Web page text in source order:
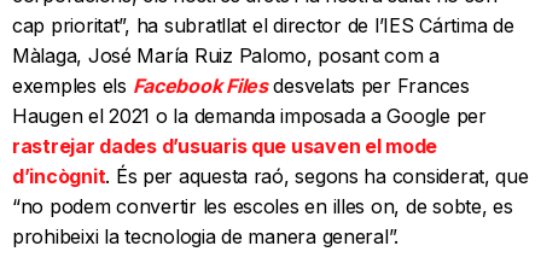
cap prioritat”, ha subratllat el director de l’IES Cártima de
Màlaga, José María Ruiz Palomo, posant com a
exemples els Facebook Filesdesvelats per Frances
Haugen el 2021 o la demanda imposada a Google per
rastrejar dades d’usuaris que usaven el mode
d’incògnit. És per aquesta raó, segons ha considerat, que
“no podem convertir les escoles en illes on, de sobte, es
prohibeixi la tecnologia de manera general”.